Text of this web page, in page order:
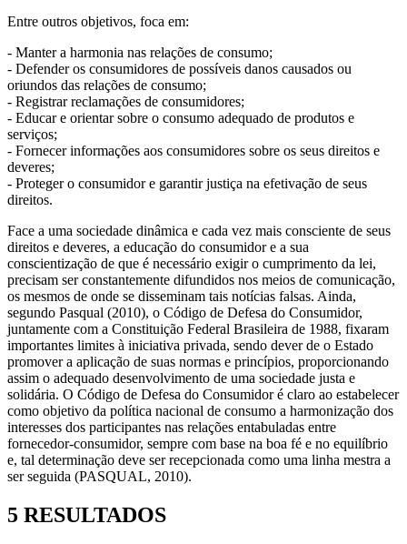
Entre outros objetivos, foca em:
- Manter a harmonia nas relações de consumo;
- Defender os consumidores de possíveis danos causados ou
oriundos das relações de consumo;
- Registrar reclamações de consumidores;
- Educar e orientar sobre o consumo adequado de produtos e
serviços;
- Fornecer informações aos consumidores sobre os seus direitos e
deveres;
- Proteger o consumidor e garantir justiça na efetivação de seus
direitos.
Face a uma sociedade dinâmica e cada vez mais consciente de seus
direitos e deveres, a educação do consumidor e a sua
conscientização de que é necessário exigir o cumprimento da lei,
precisam ser constantemente difundidos nos meios de comunicação,
os mesmos de onde se disseminam tais notícias falsas. Ainda,
segundo Pasqual (2010), o Código de Defesa do Consumidor,
juntamente com a Constituição Federal Brasileira de 1988, fixaram
importantes limites à iniciativa privada, sendo dever de o Estado
promover a aplicação de suas normas e princípios, proporcionando
assim o adequado desenvolvimento de uma sociedade justa e
solidária. O Código de Defesa do Consumidor é claro ao estabelecer
como objetivo da política nacional de consumo a harmonização dos
interesses dos participantes nas relações entabuladas entre
fornecedor-consumidor, sempre com base na boa fé e no equilíbrio
e, tal determinação deve ser recepcionada como uma linha mestra a
ser seguida (PASQUAL, 2010).
5 RESULTADOS